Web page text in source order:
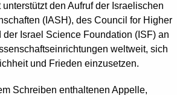
den Aufruf der Israelischen
(IASH), des Council for Higher
Israel Science Foundation (ISF) an
weltweit, sich
und Frieden einzusetzen.
Schreiben enthaltenen Appelle,